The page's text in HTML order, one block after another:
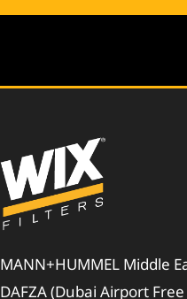
MANN+HUMMEL Middle